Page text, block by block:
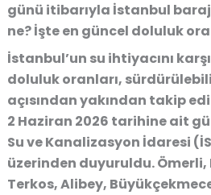
günü itibarıyla İstanbul
ne? İşte en güncel doluluk
İstanbul’un su ihtiyacını
doluluk oranları,
açısından yakından takip
2 Haziran 2026 tarihine ait
Su ve Kanalizasyon İdaresi
üzerinden duyuruldu. Ömerli,
Terkos, Alibey,